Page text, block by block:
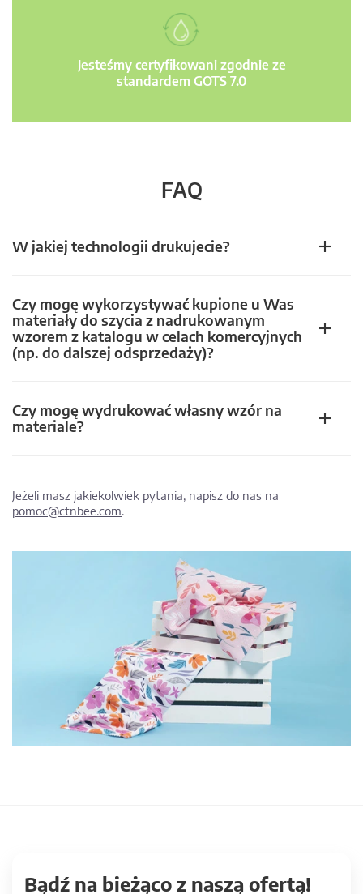
Jesteśmy certyfikowani zgodnie ze
standardem GOTS 7.0
FAQ
W jakiej technologii drukujecie?
Czy mogę wykorzystywać kupione u Was
materiały do szycia z nadrukowanym
wzorem z katalogu w celach komercyjnych
(np. do dalszej odsprzedaży)?
Czy mogę wydrukować własny wzór na
materiale?
Jeżeli masz jakiekolwiek pytania, napisz do nas na
pomoc@ctnbee.com.
Bądź na bieżąco z naszą ofertą!